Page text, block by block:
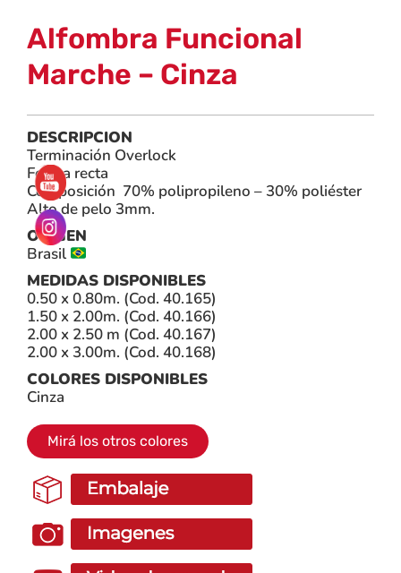
Alfombra Funcional
Marche – Cinza
DESCRIPCION
Terminación Overlock
Forma recta
Composición 70% polipropileno – 30% poliéster
Alto de pelo 3mm.
ORIGEN
Brasil
MEDIDAS DISPONIBLES
0.50 x 0.80m. (Cod. 40.165)
1.50 x 2.00m. (Cod. 40.166)
2.00 x 2.50 m (Cod. 40.167)
2.00 x 3.00m. (Cod. 40.168)
COLORES DISPONIBLES
Cinza
Mirá los otros colores